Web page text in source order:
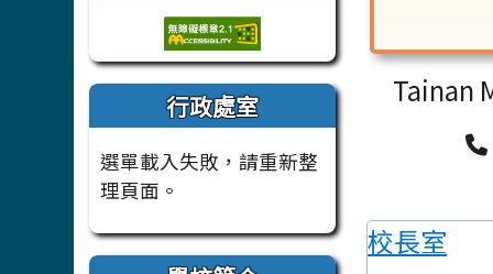
行政處室
選單載入失敗，請重新整
理頁面。
Tainan
校長室
對話框已